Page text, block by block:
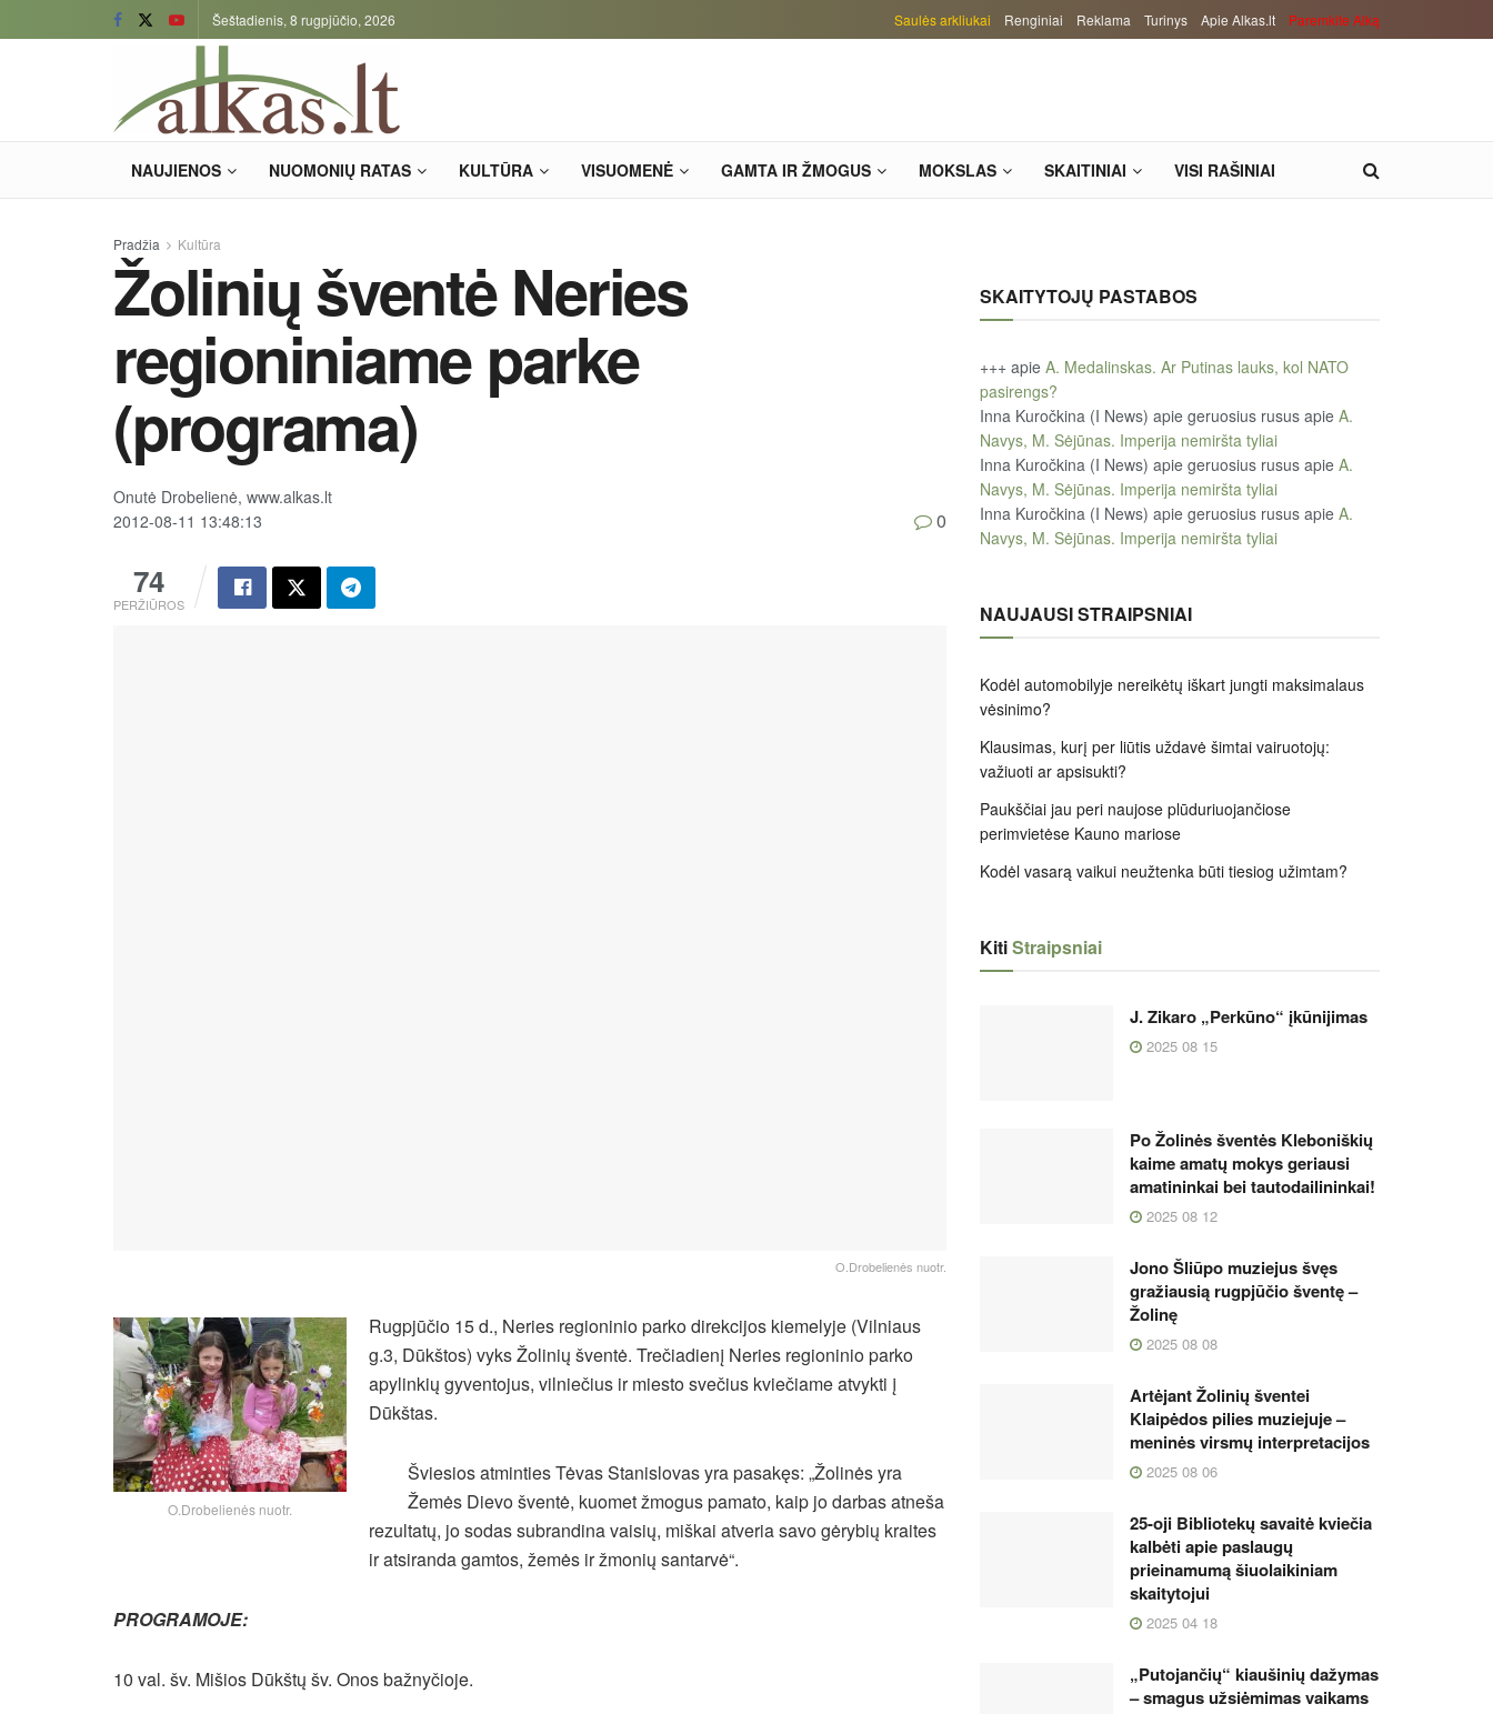
Šeštadienis, 8 rugpjūčio, 2026 Saulės arkliukai Renginiai Reklama Turinys Apie Alkas.lt Paremkite Alką
NAUJIENOS NUOMONIŲ RATAS KULTŪRA VISUOMENĖ GAMTA IR ŽMOGUS MOKSLAS SKAITINIAI VISI RAŠINIAI
Pradžia Kultūra
Žolinių šventė Neries
regioniniame parke
(programa)
Onutė Drobelienė, www.alkas.lt
2012-08-11 13:48:13
74
PERŽIŪROS
0
O.Drobelienės nuotr.
O.Drobelienės nuotr.
Rugpjūčio 15 d., Neries regioninio parko direkcijos kiemelyje (Vilniaus
g.3, Dūkštos) vyks Žolinių šventė. Trečiadienį Neries regioninio parko
apylinkių gyventojus, vilniečius ir miesto svečius kviečiame atvykti į
Dūkštas.
Šviesios atminties Tėvas Stanislovas yra pasakęs: „Žolinės yra
Žemės Dievo šventė, kuomet žmogus pamato, kaip jo darbas atneša
rezultatų, jo sodas subrandina vaisių, miškai atveria savo gėrybių kraites
ir atsiranda gamtos, žemės ir žmonių santarvė“.
PROGRAMOJE:
10 val. šv. Mišios Dūkštų šv. Onos bažnyčioje.
SKAITYTOJŲ PASTABOS
+++ apie A. Medalinskas. Ar Putinas lauks, kol NATO
pasirengs?
Inna Kuročkina (I News) apie geruosius rusus apie A.
Navys, M. Sėjūnas. Imperija nemiršta tyliai
Inna Kuročkina (I News) apie geruosius rusus apie A.
Navys, M. Sėjūnas. Imperija nemiršta tyliai
Inna Kuročkina (I News) apie geruosius rusus apie A.
Navys, M. Sėjūnas. Imperija nemiršta tyliai
NAUJAUSI STRAIPSNIAI
Kodėl automobilyje nereikėtų iškart jungti maksimalaus
vėsinimo?
Klausimas, kurį per liūtis uždavė šimtai vairuotojų:
važiuoti ar apsisukti?
Paukščiai jau peri naujose plūduriuojančiose
perimvietėse Kauno mariose
Kodėl vasarą vaikui neužtenka būti tiesiog užimtam?
KitiStraipsniai
J. Zikaro „Perkūno“ įkūnijimas
2025 08 15
Po Žolinės šventės Kleboniškių
kaime amatų mokys geriausi
amatininkai bei tautodailininkai!
2025 08 12
Jono Šliūpo muziejus švęs
gražiausią rugpjūčio šventę –
Žolinę
2025 08 08
Artėjant Žolinių šventei
Klaipėdos pilies muziejuje –
meninės virsmų interpretacijos
2025 08 06
25-oji Bibliotekų savaitė kviečia
kalbėti apie paslaugų
prieinamumą šiuolaikiniam
skaitytojui
2025 04 18
„Putojančių“ kiaušinių dažymas
– smagus užsiėmimas vaikams